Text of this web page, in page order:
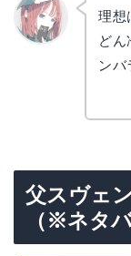
理想
ど
ンバ
父スヴェ
（※ネタ